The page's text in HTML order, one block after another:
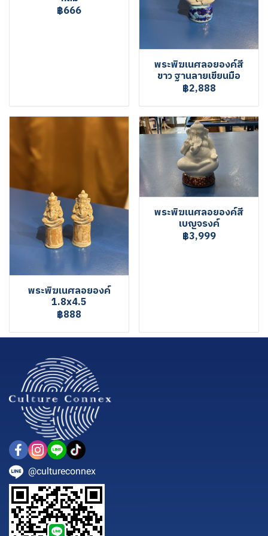
฿666
พระพิฆเนศลอยองค์สี
ขาว ฐานลายเขียนมือ
฿2,888
พระพิฆเนศลอยองค์
1.8x4.5
฿888
พระพิฆเนศลอยองค์สี
เบญจรงค์
฿3,999
@cultureconnex